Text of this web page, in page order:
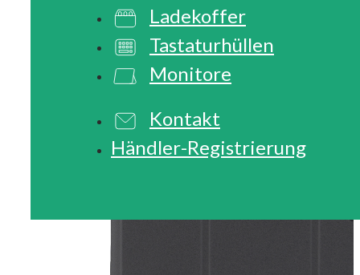
Ladekoffer
Tastaturhüllen
Monitore
Kontakt
Händler-Registrierung